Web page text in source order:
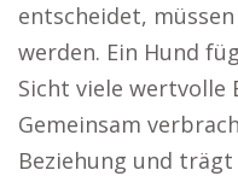
entscheidet,
werden. Ein Hund
Sicht viele wertvolle
Gemeinsam
Beziehung und